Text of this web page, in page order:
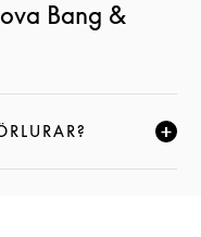
Bang &
HÄR